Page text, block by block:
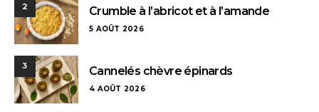
2 Crumble à l’abricot et à l’amande
5 AOÛT 2026
3 Cannelés chèvre épinards
4 AOÛT 2026